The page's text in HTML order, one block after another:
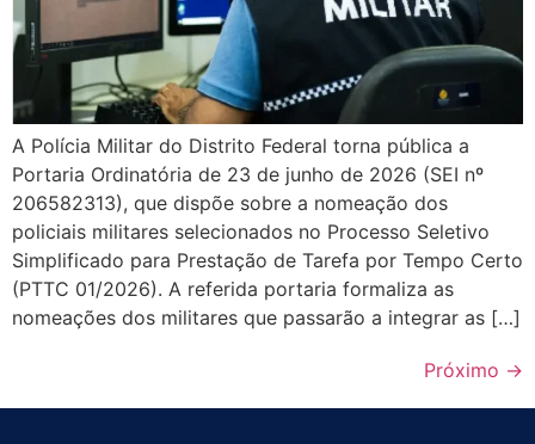
A Polícia Militar do Distrito Federal torna pública a
Portaria Ordinatória de 23 de junho de 2026 (SEI nº
206582313), que dispõe sobre a nomeação dos
policiais militares selecionados no Processo Seletivo
Simplificado para Prestação de Tarefa por Tempo Certo
(PTTC 01/2026). A referida portaria formaliza as
nomeações dos militares que passarão a integrar as […]
Próximo →